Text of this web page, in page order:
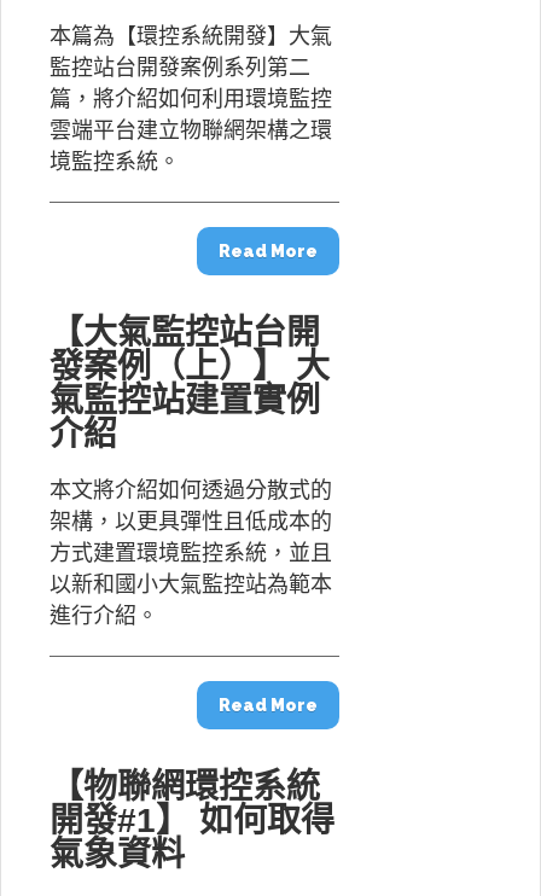
本篇為【環控系統開發】大氣
監控站台開發案例系列第二
篇，將介紹如何利用環境監控
雲端平台建立物聯網架構之環
境監控系統。
Read More
【大氣監控站台開
發案例（上）】 大
氣監控站建置實例
介紹
本文將介紹如何透過分散式的
架構，以更具彈性且低成本的
方式建置環境監控系統，並且
以新和國小大氣監控站為範本
進行介紹。
Read More
【物聯網環控系統
開發#1】 如何取得
氣象資料